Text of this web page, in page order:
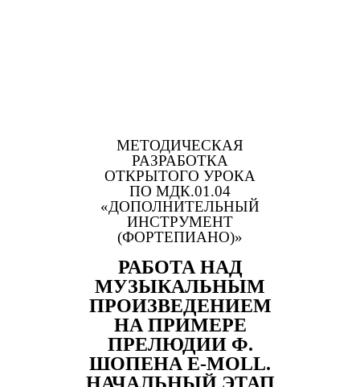
МЕТОДИЧЕСКАЯ
РАЗРАБОТКА
ОТКРЫТОГО УРОКА
ПО МДК.01.04
«ДОПОЛНИТЕЛЬНЫЙ
ИНСТРУМЕНТ
(ФОРТЕПИАНО)»
РАБОТА НАД
МУЗЫКАЛЬНЫМ
ПРОИЗВЕДЕНИЕМ
НА ПРИМЕРЕ
ПРЕЛЮДИИ Ф.
ШОПЕНА E-MOLL.